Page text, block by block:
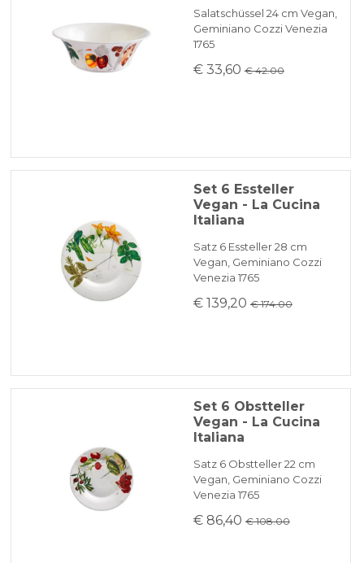
Salatschüssel 24 cm Vegan,
Geminiano Cozzi Venezia
1765
€ 33,60 € 42.00
Set 6 Essteller
Vegan - La Cucina
Italiana
Satz 6 Essteller 28 cm
Vegan, Geminiano Cozzi
Venezia 1765
€ 139,20 € 174.00
Set 6 Obstteller
Vegan - La Cucina
Italiana
Satz 6 Obstteller 22 cm
Vegan, Geminiano Cozzi
Venezia 1765
€ 86,40 € 108.00